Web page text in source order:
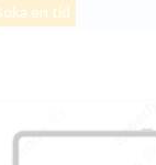
en tid